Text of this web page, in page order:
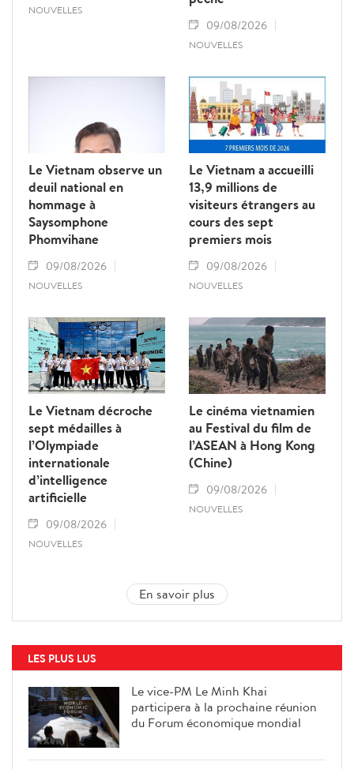
NOUVELLES
09/08/2026
NOUVELLES
Le Vietnam observe un
deuil national en
hommage à
Saysomphone
Phomvihane
09/08/2026
NOUVELLES
Le Vietnam a accueilli
13,9 millions de
visiteurs étrangers au
cours des sept
premiers mois
09/08/2026
NOUVELLES
Le Vietnam décroche
sept médailles à
l’Olympiade
internationale
d’intelligence
artificielle
09/08/2026
NOUVELLES
Le cinéma vietnamien
au Festival du film de
l’ASEAN à Hong Kong
(Chine)
09/08/2026
NOUVELLES
En savoir plus
LES PLUS LUS
Le vice-PM Le Minh Khai
participera à la prochaine réunion
du Forum économique mondial